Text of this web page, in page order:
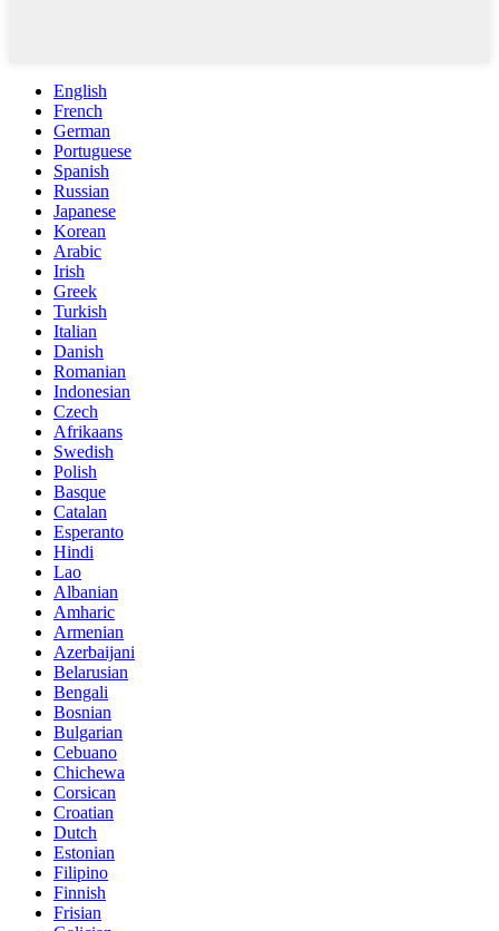
English
French
German
Portuguese
Spanish
Russian
Japanese
Korean
Arabic
Irish
Greek
Turkish
Italian
Danish
Romanian
Indonesian
Czech
Afrikaans
Swedish
Polish
Basque
Catalan
Esperanto
Hindi
Lao
Albanian
Amharic
Armenian
Azerbaijani
Belarusian
Bengali
Bosnian
Bulgarian
Cebuano
Chichewa
Corsican
Croatian
Dutch
Estonian
Filipino
Finnish
Frisian